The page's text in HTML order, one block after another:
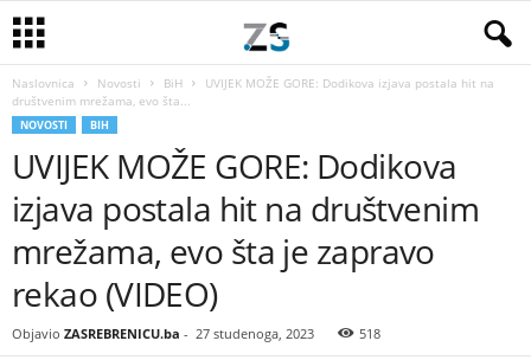
Naslovnica Novosti BiH
UVIJEK MOŽE GORE: Dodikova izjava postala hit na
društvenim mrežama, evo šta...
NOVOSTI BIH
UVIJEK MOŽE GORE: Dodikova
izjava postala hit na društvenim
mrežama, evo šta je zapravo
rekao (VIDEO)
Objavio ZASREBRENICU.ba - 27 studenoga, 2023 518